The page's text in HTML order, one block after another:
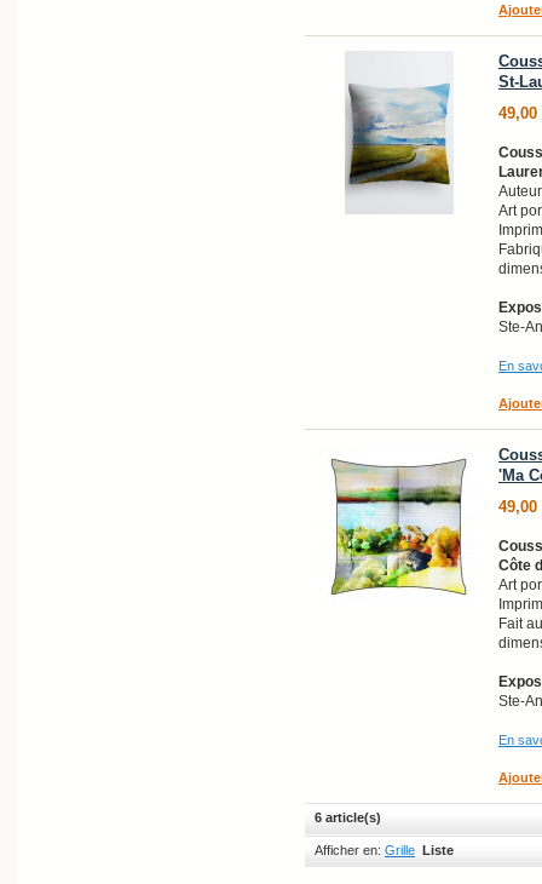
St-
49,00
Art
Ste-
En
'Ma
49,00
Côte
Art
Fait
Ste-
En
6 article(s)
Afficher en: Grille Liste